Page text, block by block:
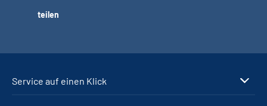
teilen
Service auf einen Klick